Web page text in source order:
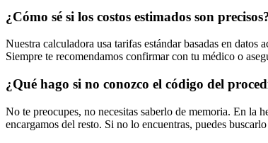
¿Cómo sé si los costos estimados son
Nuestra calculadora usa tarifas estándar basadas en
Siempre te recomendamos confirmar con tu médico o
¿Qué hago si no conozco el código del
No te preocupes, no necesitas saberlo de memoria. En la
encargamos del resto. Si no lo encuentras, puedes